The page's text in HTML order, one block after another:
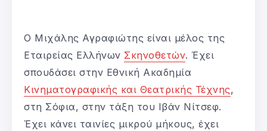
Ο Μιχάλης Αγραφιώτης είναι μέλος της
Εταιρείας Ελλήνων Σκηνοθετών. Έχει
σπουδάσει στην Εθνική Ακαδημία
Κινηματογραφικής και Θεατρικής Τέχνης,
στη Σόφια, στην τάξη του Ιβάν Νίτσεφ.
Έχει κάνει ταινίες μικρού μήκους, έχει